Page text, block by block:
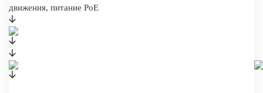
движения, питание PoE